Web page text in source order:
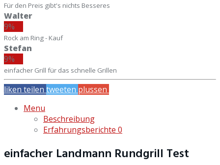
Für den Preis gibt's nichts Besseres
Walter
9%
Rock am Ring - Kauf
Stefan
9%
einfacher Grill für das schnelle Grillen
liken teilen tweeten plussen
Menu
Beschreibung
Erfahrungsberichte 0
einfacher Landmann Rundgrill Test